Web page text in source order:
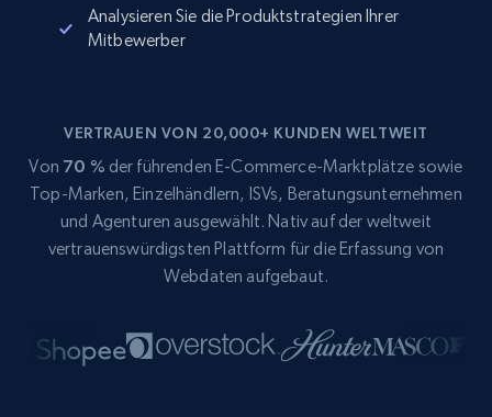
Analysieren Sie die Produktstrategien Ihrer
Mitbewerber
VERTRAUEN VON 20,000+ KUNDEN WELTWEIT
Von 70 % der führenden E-Commerce-Marktplätze sowie
Top-Marken, Einzelhändlern, ISVs, Beratungsunternehmen
und Agenturen ausgewählt. Nativ auf der weltweit
vertrauenswürdigsten Plattform für die Erfassung von
Webdaten aufgebaut.